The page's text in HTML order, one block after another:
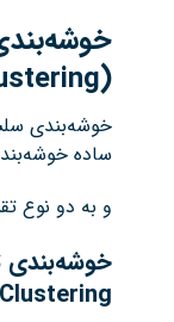
(Hierarchical Clustering)
خوشه‌بندی
ساده
و به دو نوع